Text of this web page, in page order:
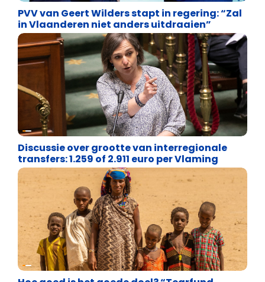
PVV van Geert Wilders stapt in regering: “Zal
in Vlaanderen niet anders uitdraaien”
Debat
Discussie over grootte van interregionale
transfers: 1.259 of 2.911 euro per Vlaming
Financiële vrijheid